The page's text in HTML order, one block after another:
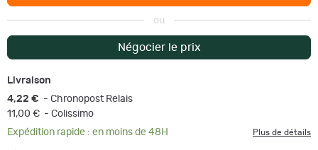
ou
Négocier le prix
Livraison
4,22 € - Chronopost Relais
11,00 € - Colissimo
Expédition rapide : en moins de 48H
Plus de détails